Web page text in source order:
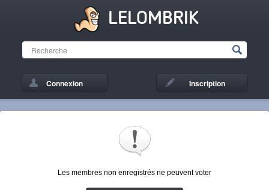
LELOMBRIK
Connexion Inscription
Les membres non enregistrés ne peuvent voter